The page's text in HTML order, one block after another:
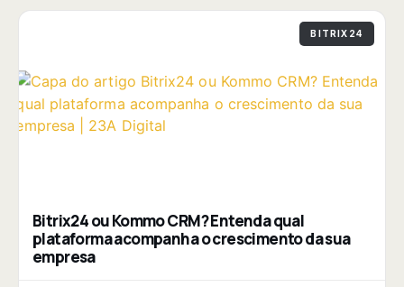
BITRIX24
Bitrix24 ou Kommo CRM? Entenda qual
plataforma acompanha o crescimento da sua
empresa